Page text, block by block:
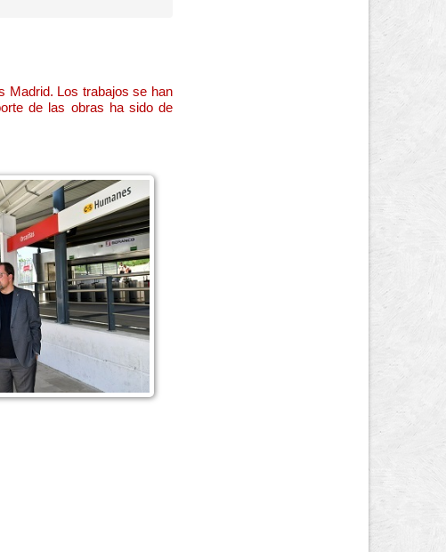
Madrid. Los trabajos se han
de las obras ha sido de